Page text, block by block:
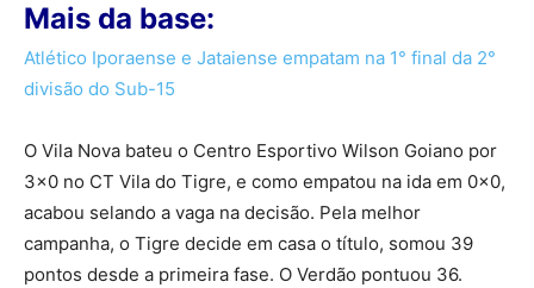
Mais da base:
Atlético Iporaense e Jataiense empatam na 1° final da 2°
divisão do Sub-15
O Vila Nova bateu o Centro Esportivo Wilson Goiano por
3×0 no CT Vila do Tigre, e como empatou na ida em 0x0,
acabou selando a vaga na decisão. Pela melhor
campanha, o Tigre decide em casa o título, somou 39
pontos desde a primeira fase. O Verdão pontuou 36.